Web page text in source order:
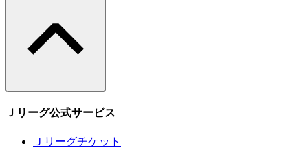
Ｊリーグ公式サービス
Ｊリーグチケット